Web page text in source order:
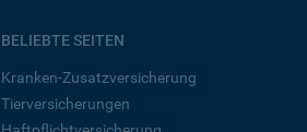
BELIEBTE SEITEN
Kranken-Zusatzversicherung
Tierversicherungen